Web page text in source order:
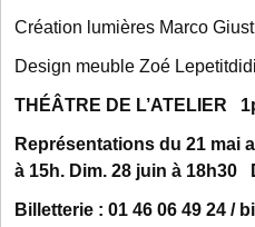
Création lumières Marco
Design meuble Zoé
THÉÂTRE DE L’ATELIER
Représentations du 21 mai
à 15h. Dim. 28 juin à 18h30
Billetterie : 01 46 06 49 24 /